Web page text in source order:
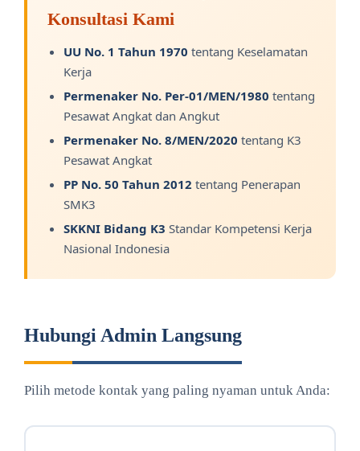
Konsultasi Kami
UU No. 1 Tahun 1970 tentang Keselamatan
Kerja
Permenaker No. Per-01/MEN/1980 tentang
Pesawat Angkat dan Angkut
Permenaker No. 8/MEN/2020 tentang K3
Pesawat Angkat
PP No. 50 Tahun 2012 tentang Penerapan
SMK3
SKKNI Bidang K3 Standar Kompetensi Kerja
Nasional Indonesia
Hubungi Admin Langsung
Pilih metode kontak yang paling nyaman untuk Anda: